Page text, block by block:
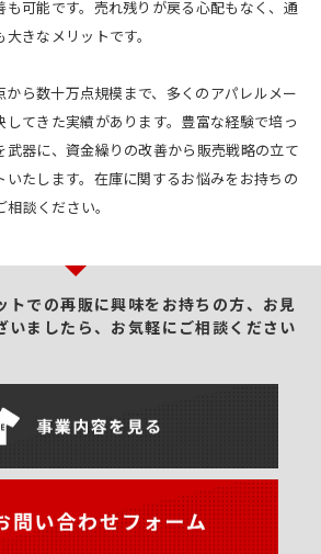
も可能です。売れ残りが戻る心配もなく、通
きなメリットです。
から数十万点規模まで、多くのアパレルメー
てきた実績があります。豊富な経験で培っ
武器に、資金繰りの改善から販売戦略の立て
たします。在庫に関するお悩みをお持ちの
談ください。
トでの再販に興味をお持ちの方、 お見
いましたら、お気軽にご相談ください